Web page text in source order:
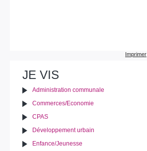
Imprimer
JE VIS
Administration communale
Commerces/Economie
CPAS
Développement urbain
Enfance/Jeunesse